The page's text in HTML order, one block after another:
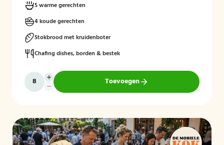
5 warme gerechten
4 koude gerechten
Stokbrood met kruidenboter
Chafing dishes, borden & bestek
Toevoegen